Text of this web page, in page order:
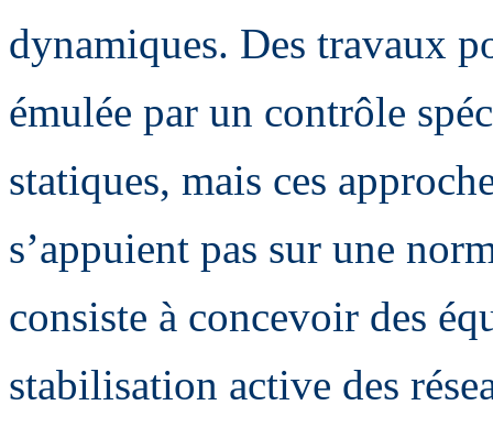
dynamiques. Des travaux
émulée par un contrôle
statiques, mais ces
s’appuient pas sur une
consiste à concevoir des
stabilisation active des